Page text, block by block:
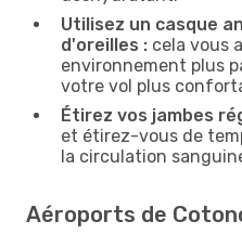
Utilisez un casque
d'oreilles : cela vous
environnement plus
votre vol plus
Étirez vos jambes
et étirez-vous de
la circulation
Aéroports de